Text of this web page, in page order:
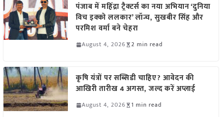
पंजाब में महिंद्रा ट्रैक्टर्स का नया अभियान ‘दुनिया
विच इक्को ललकार’ लॉन्च, सुखबीर सिंह और
परमिश वर्मा बने चेहरा
August 4, 2026 2 min read
कृषि यंत्रों पर सब्सिडी चाहिए? आवेदन की
आखिरी तारीख 4 अगस्त, जल्द करें अप्लाई
August 4, 2026 1 min read